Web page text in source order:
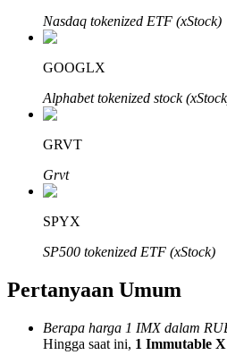
Referensi
Nasdaq tokenized ETF (xStock)
GOOGLX
Alphabet tokenized stock
GRVT
Grvt
SPYX
SP500 tokenized ETF (xStock)
Pertanyaan Umum
Berapa harga 1 IMX dalam
Hingga saat ini, 1 Immutable